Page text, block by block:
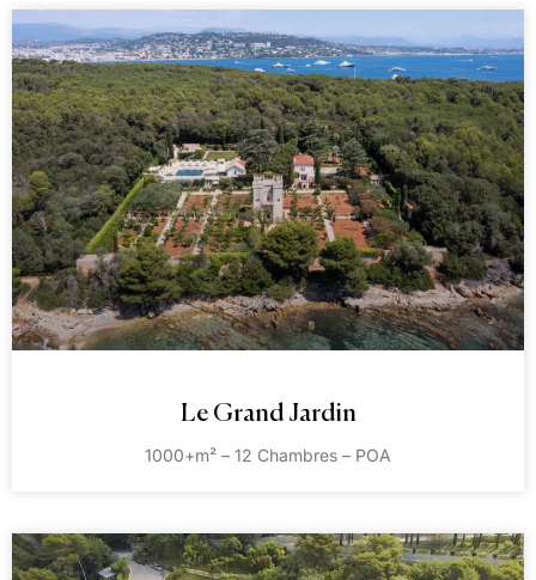
Le Grand Jardin
1000+m² – 12 Chambres – POA